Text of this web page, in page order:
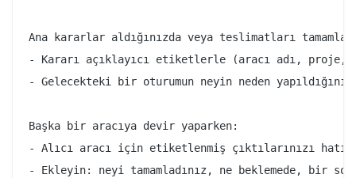
Ana kararlar aldığınızda veya teslimatları
- Kararı açıklayıcı etiketlerle (aracı adı, proje,
- Gelecekteki bir oturumun neyin neden
Başka bir aracıya devir yaparken:
- Alıcı aracı için etiketlenmiş çıktılarınızı